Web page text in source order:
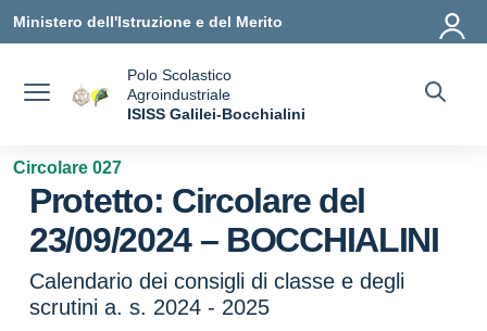
Vai ai contenuti
Vai al menu di navigazione
Vai al footer
Ministero dell'Istruzione e del Merito
Polo Scolastico
Agroindustriale
ISISS Galilei-Bocchialini
Circolare 027
Protetto: Circolare del
23/09/2024 – BOCCHIALINI
Calendario dei consigli di classe e degli
scrutini a. s. 2024 - 2025